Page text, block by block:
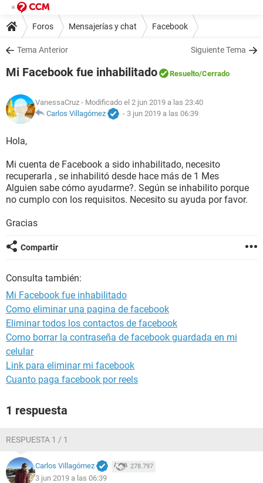
Foros Mensajerías y chat Facebook
Tema Anterior Siguiente Tema
Mi Facebook fue inhabilitado Resuelto/Cerrado
VanessaCruz - Modificado el 2 jun 2019 a las 23:40
Carlos Villagómez
- 3 jun 2019 a las 06:39
Hola,
Mi cuenta de Facebook a sido inhabilitado, necesito
recuperarla , se inhabilitó desde hace más de 1 Mes
Alguien sabe cómo ayudarme?. Según se inhabilito porque
no cumplo con los requisitos. Necesito su ayuda por favor.
Gracias
Compartir
Consulta también:
Mi Facebook fue inhabilitado
Como eliminar una pagina de facebook
Eliminar todos los contactos de facebook
Como borrar la contraseña de facebook guardada en mi
celular
Link para eliminar mi facebook
Cuanto paga facebook por reels
1 respuesta
RESPUESTA 1 / 1
Carlos Villagómez 278.797
3 jun 2019 a las 06:39